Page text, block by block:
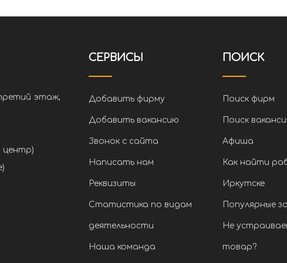
этаж,
центр)
СЕРВИСЫ
Добавить фирму
Добавить вакансию
Звонок с сайта
Написать нам
Реквизиты
Статистика по видам
деятельности
Наша команда
ПОИСК
Поиск фирм
Поиск
Афиша
Как найти
Иркутске
Популярные
Не
товар?